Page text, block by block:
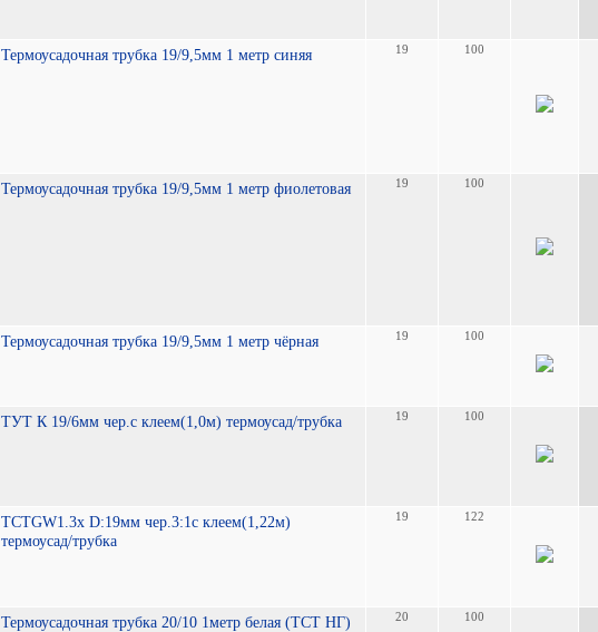
Термоусадочная трубка 19/9,5мм 1 метр синяя 19 100
Термоусадочная трубка 19/9,5мм 1 метр фиолетовая 19 100
Термоусадочная трубка 19/9,5мм 1 метр чёрная 19 100
ТУТ К 19/6мм чер.с клеем(1,0м) термоусад/трубка 19 100
TCTGW1.3x D:19мм чер.3:1с клеем(1,22м)
термоусад/трубка
19 122
Термоусадочная трубка 20/10 1метр белая (TCT НГ) 20 100